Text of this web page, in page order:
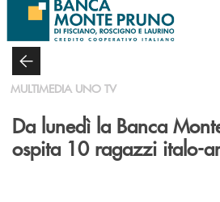
Salta al contenuto principale
MULTIMEDIA UNO TV
Da lunedì la Banca
ospita 10 ragazzi italo-